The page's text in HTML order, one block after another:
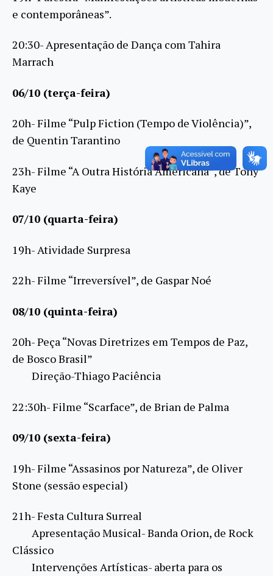
e contemporâneas”.
20:30- Apresentação de Dança com Tahira
Marrach
06/10 (terça-feira)
20h- Filme “Pulp Fiction (Tempo de Violência)”,
de Quentin Tarantino
23h- Filme “A Outra História Americana”, de Tony
Kaye
07/10 (quarta-feira)
19h- Atividade Surpresa
22h- Filme “Irreversível”, de Gaspar Noé
08/10 (quinta-feira)
20h- Peça “Novas Diretrizes em Tempos de Paz,
de Bosco Brasil”
Direção-Thiago Paciência
22:30h- Filme “Scarface”, de Brian de Palma
09/10 (sexta-feira)
19h- Filme “Assasinos por Natureza”, de Oliver
Stone (sessão especial)
21h- Festa Cultura Surreal
Apresentação Musical- Banda Orion, de Rock
Clássico
Intervenções Artísticas- aberta para os